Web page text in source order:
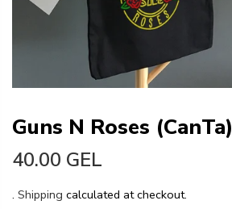
Guns N Roses (CanTa)
40.00 GEL
. Shipping calculated at checkout.